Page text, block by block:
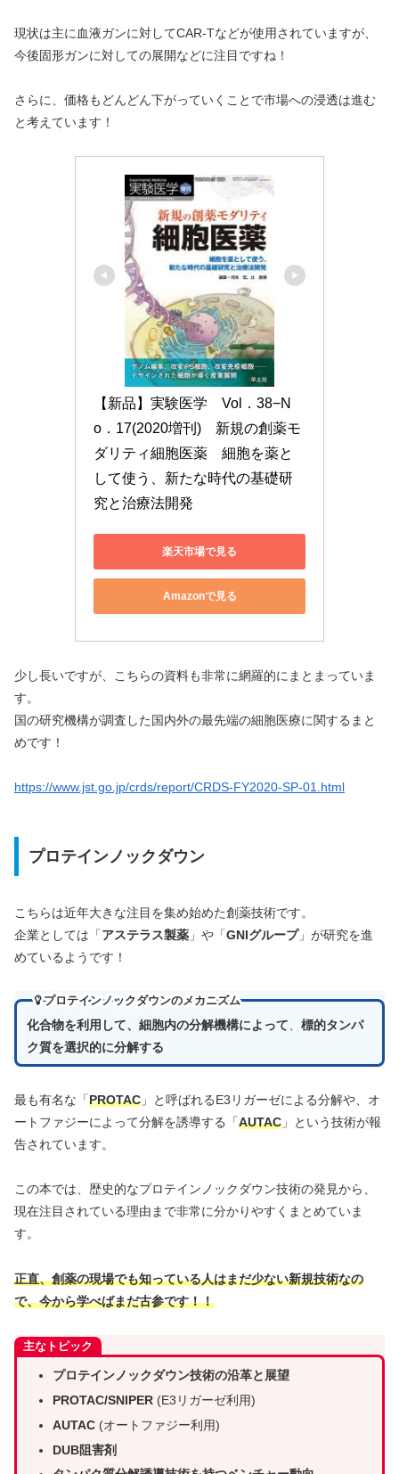
現状は主に血液ガンに対してCAR-Tなどが使用されていますが、
今後固形ガンに対しての展開などに注目ですね！
さらに、価格もどんどん下がっていくことで市場への浸透は進む
と考えています！
【新品】実験医学　Vol．38−N
o．17(2020増刊)　新規の創薬モ
ダリティ細胞医薬　細胞を薬と
して使う、新たな時代の基礎研
究と治療法開発
楽天市場で見る
Amazonで見る
少し長いですが、こちらの資料も非常に網羅的にまとまっていま
す。
国の研究機構が調査した国内外の最先端の細胞医療に関するまと
めです！
https://www.jst.go.jp/crds/report/CRDS-FY2020-SP-01.html
プロテインノックダウン
こちらは近年大きな注目を集め始めた創薬技術です。
企業としては「アステラス製薬 」や「GNIグループ」が研究を進
めているようです！
プロテインノックダウンのメカニズム
化合物を利用して、細胞内の分解機構によって、標的タンパ
ク質を選択的に分解する
最も有名な「PROTAC 」と呼ばれるE3リガーゼによる分解や、オ
ートファジーによって分解を誘導する「AUTAC 」という技術が報
告されています。
この本では、歴史的なプロテインノックダウン技術の発見から、
現在注目されている理由まで非常に分かりやすくまとめていま
す。
正直、創薬の現場でも知っている人はまだ少ない新規技術なの
で、今から学べばまだ古参です！！
主なトピック
プロテインノックダウン技術の沿革と展望
PROTAC/SNIPER(E3リガーゼ利用)
AUTAC(オートファジー利用)
DUB阻害剤